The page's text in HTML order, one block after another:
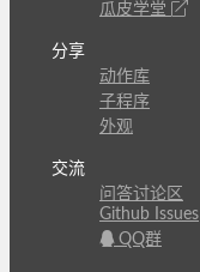
瓜皮学堂
分享
动作库
子程序
外观
交流
问答讨论区
Github Issues
QQ群